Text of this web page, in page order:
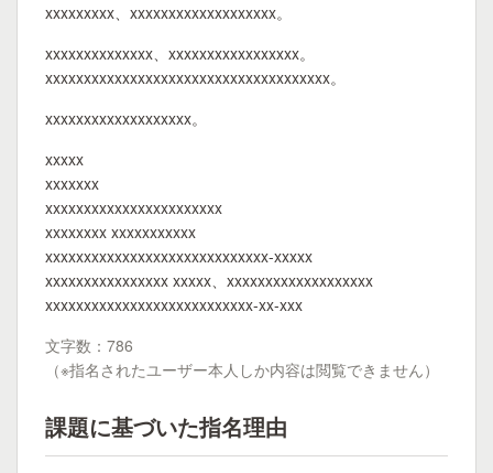
xxxxxxxxx、xxxxxxxxxxxxxxxxxxx。
xxxxxxxxxxxxxx、xxxxxxxxxxxxxxxxx。
xxxxxxxxxxxxxxxxxxxxxxxxxxxxxxxxxxxxx。
xxxxxxxxxxxxxxxxxxx。
xxxxx
xxxxxxx
xxxxxxxxxxxxxxxxxxxxxxx
xxxxxxxx xxxxxxxxxxx
xxxxxxxxxxxxxxxxxxxxxxxxxxxxx-xxxxx
xxxxxxxxxxxxxxxx xxxxx、xxxxxxxxxxxxxxxxxxx
xxxxxxxxxxxxxxxxxxxxxxxxxxx-xx-xxx
文字数：786
（※指名されたユーザー本人しか内容は閲覧できません）
課題に基づいた指名理由